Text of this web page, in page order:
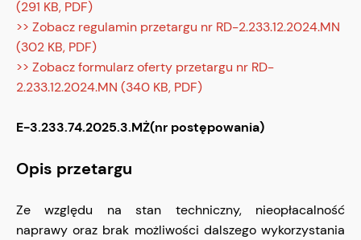
(291 KB, PDF)
>> Zobacz regulamin przetargu nr RD-2.233.12.2024.MN
(302 KB, PDF)
>> Zobacz formularz oferty przetargu nr RD-
2.233.12.2024.MN (340 KB, PDF)
E-3.233.74.2025.3.MŻ(nr postępowania)
Opis przetargu
Ze względu na stan techniczny, nieopłacalność
naprawy oraz brak możliwości dalszego wykorzystania